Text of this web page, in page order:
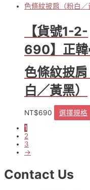
品
多
種
款
式。
可
在
品
面
【貨號1-2-
690】正
色條紋披
白／黃黑）
NT$690 選擇規格
1
2
3
→
Contact Us